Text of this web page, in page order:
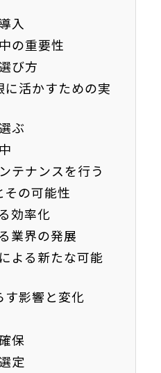
入
の重要性
び方
活かすための実
ぶ
テナンスを行う
の可能性
効率化
業界の発展
よる新たな可能
す影響と変化
保
定